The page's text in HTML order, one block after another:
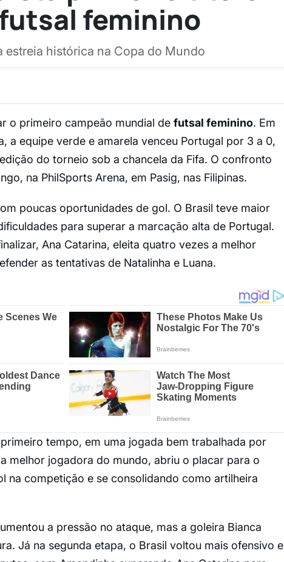
feminino
estreia histórica na Copa do Mundo
o primeiro campeão mundial de futsal feminino. Em
a equipe verde e amarela venceu Portugal por 3 a 0,
do torneio sob a chancela da Fifa. O confronto
na PhilSports Arena, em Pasig, nas Filipinas.
poucas oportunidades de gol. O Brasil teve maior
para superar a marcação alta de Portugal.
Ana Catarina, eleita quatro vezes a melhor
as tentativas de Natalinha e Luana.
tempo, em uma jogada bem trabalhada por
melhor jogadora do mundo, abriu o placar para o
na competição e se consolidando como artilheira
a pressão no ataque, mas a goleira Bianca
Já na segunda etapa, o Brasil voltou mais ofensivo e